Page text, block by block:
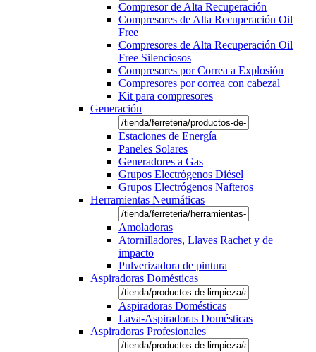
Compresor de Alta Recuperación
Compresores de Alta Recuperación Oil
Free
Compresores de Alta Recuperación Oil
Free Silenciosos
Compresores por Correa a Explosión
Compresores por correa con cabezal
Kit para compresores
Generación
Estaciones de Energía
Paneles Solares
Generadores a Gas
Grupos Electrógenos Diésel
Grupos Electrógenos Nafteros
Herramientas Neumáticas
Amoladoras
Atornilladores, Llaves Rachet y de
impacto
Pulverizadora de pintura
Aspiradoras Domésticas
Aspiradoras Domésticas
Lava-Aspiradoras Domésticas
Aspiradoras Profesionales